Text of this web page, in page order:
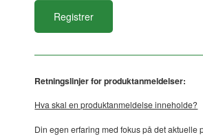
Retningslinjer for produktanmeldelser:
Hva skal en produktanmeldelse inneholde?
Din egen erfaring med fokus på det aktuelle